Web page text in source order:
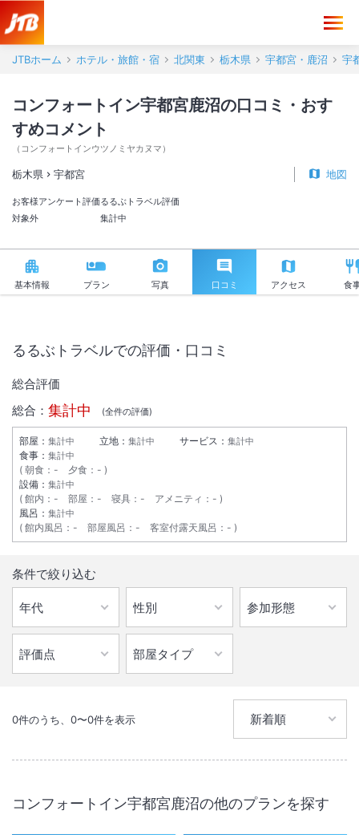
JTBホーム ホテル・旅館・宿 北関東 栃木県 宇都宮・鹿沼 宇
コンフォートイン宇都宮鹿沼の口コミ・おす
すめコメント
（ コンフォートインウツノミヤカヌマ ）
栃木県 宇都宮 地図
お客様アンケート評価
対象外
るるぶトラベル評価
集計中
基本情報 プラン 写真 口コミ アクセス 食
総客室数97室
INチェックイン
15:00/ OUT チェックアウト
10:00
るるぶトラベルでの評価・口コミ
総合評価
総合： 集計中 (全件の評価)
部屋： 集計中 立地： 集計中 サービス： 集計中
食事： 集計中
朝食 ： - 夕食 ： -
設備： 集計中
館内 ： - 部屋 ： - 寝具 ： - アメニティ ： -
風呂： 集計中
館内風呂 ： - 部屋風呂 ： - 客室付露天風呂 ： -
条件で絞り込む
0件のうち、 0〜0件を表示
コンフォートイン宇都宮鹿沼の他のプランを探す